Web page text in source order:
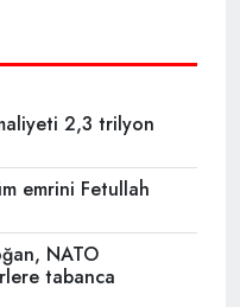
2,3 trilyon
emrini Fetullah
NATO
tabanca